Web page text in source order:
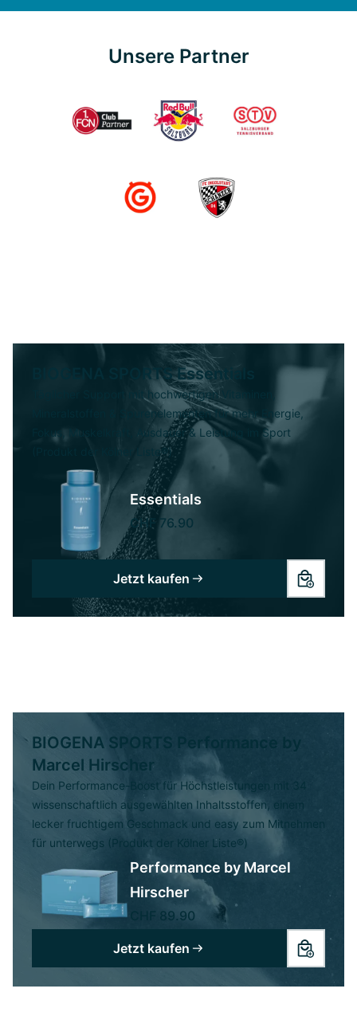
Unsere Partner
BIOGENA SPORTS Essentials
Täglicher Support mit hochwertigen Vitaminen,
Mineralstoffen & Spurenelementen für mehr Energie,
Fokus, Muskelkraft, Ausdauer & Leistung im Sport
(Produkt der Kölner Liste®)
Essentials
CHF 76.90
Jetzt kaufen
BIOGENA SPORTS Performance by
Marcel Hirscher
Dein Performance-Boost für Höchstleistungen mit 34
wissenschaftlich ausgewählten Inhaltsstoffen, einem
lecker fruchtigem Geschmack und easy zum Mitnehmen
für unterwegs (Produkt der Kölner Liste®)
Performance by Marcel
Hirscher
CHF 89.90
Jetzt kaufen